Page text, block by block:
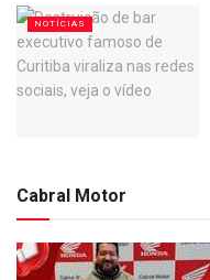
NOTÍCIAS
Cabral Motor